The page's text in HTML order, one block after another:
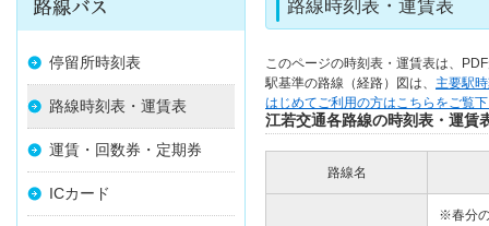
停留所時刻表
路線時刻表・運賃表
運賃・回数券・定期券
ICカード
路線時刻表・運賃表
このページの時刻表・運賃表は、
駅基準の路線（経路）図は、 主要駅
はじめてご利用の方はこちらをご覧
江若交通各路線の時刻表・運賃
路線名
※春分